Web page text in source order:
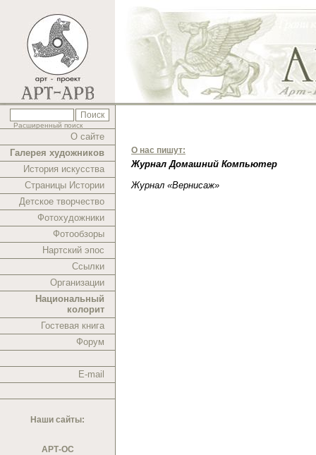
Расширенный поиск
О сайте
Галерея художников
История искусства
Страницы Истории
Детское творчество
Фотохудожники
Фотообзоры
Нартский эпос
Ссылки
Организации
Национальный
колорит
Гостевая книга
Форум
E-mail
Наши сайты:
АРТ-ОС
О нас пишут:
Журнал Домашний Компьютер
Журнал «Вернисаж»